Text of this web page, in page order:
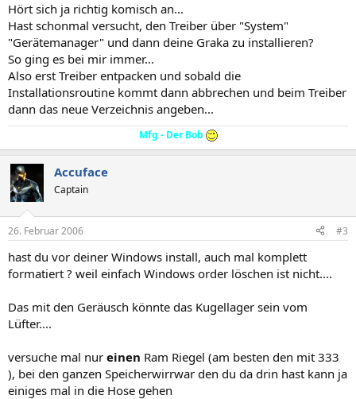
Hört sich ja richtig komisch an...
Hast schonmal versucht, den Treiber über "System"
"Gerätemanager" und dann deine Graka zu installieren?
So ging es bei mir immer...
Also erst Treiber entpacken und sobald die
Installationsroutine kommt dann abbrechen und beim Treiber
dann das neue Verzeichnis angeben...
Mfg - Der Bob
Accuface
Captain
26. Februar 2006 #3
hast du vor deiner Windows install, auch mal komplett
formatiert ? weil einfach Windows order löschen ist nicht....
Das mit den Geräusch könnte das Kugellager sein vom
Lüfter....
versuche mal nur einen Ram Riegel (am besten den mit 333
), bei den ganzen Speicherwirrwar den du da drin hast kann ja
einiges mal in die Hose gehen